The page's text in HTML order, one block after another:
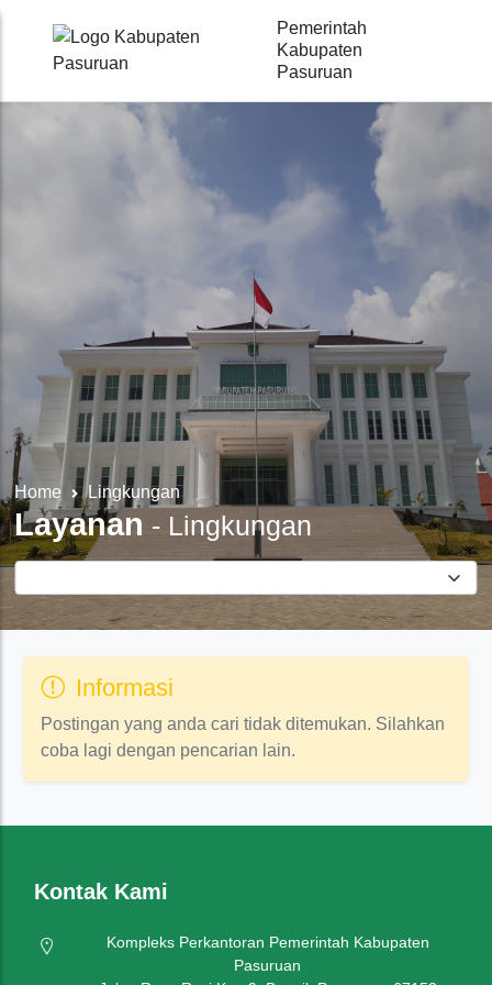
Pemerintah
Kabupaten
Pasuruan
Home Lingkungan
Layanan - Lingkungan
Informasi
Postingan yang anda cari tidak ditemukan. Silahkan
coba lagi dengan pencarian lain.
Kontak Kami
Kompleks Perkantoran Pemerintah Kabupaten
Pasuruan